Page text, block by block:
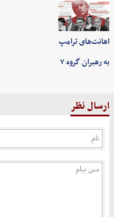
اهانت‌های ترامپ
به رهبران گروه ۷
ارسال نظر